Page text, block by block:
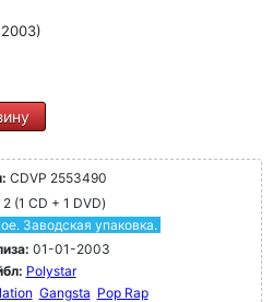
CDVP 2553490
2 (1 CD + 1 DVD)
Заводская упаковка.
01-01-2003
Polystar
Gangsta Pop Rap